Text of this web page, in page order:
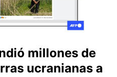
millones de
ucranianas a